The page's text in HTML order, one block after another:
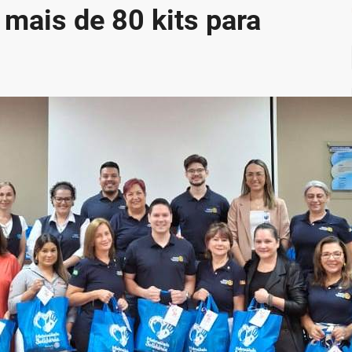
de 80 kits para